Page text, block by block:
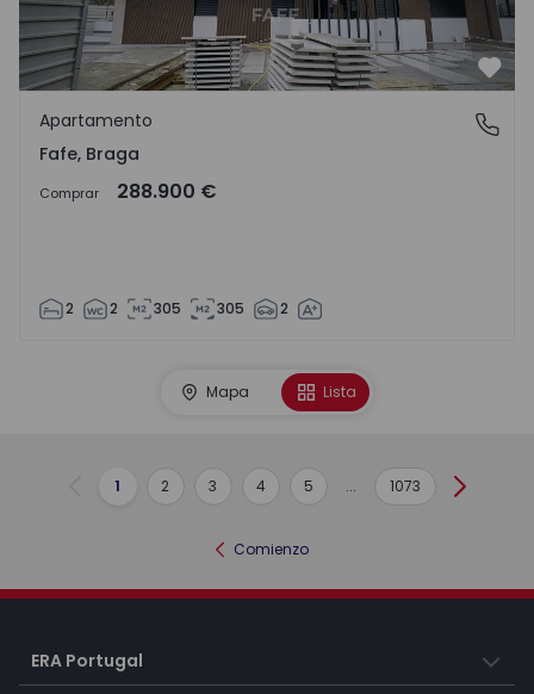
Fafe, Braga
Apartamento
Fafe, Braga
Comprar 288.900 €
2 2 305 305 2
Mapa Lista
Anterior
1 2 3 4 5 ... 1073
Comienzo
ERA Portugal